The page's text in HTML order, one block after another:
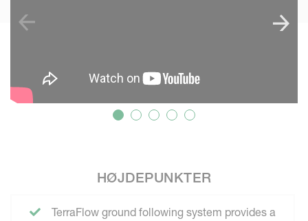
HØJDEPUNKTER
TerraFlow ground following system provides a